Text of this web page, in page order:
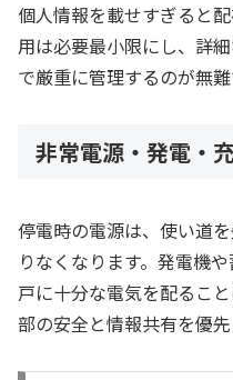
個人情報を載せすぎると
用は必要最小限にし、詳
で厳重に管理するのが無難
非常電源・発電・
停電時の電源は、使い道
りなくなります。発電機
戸に十分な電気を配るこ
部の安全と情報共有を優先